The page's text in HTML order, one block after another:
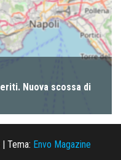
| Tema: Envo Magazine